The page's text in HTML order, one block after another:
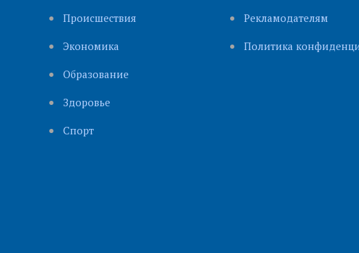
Происшествия
Экономика
Образование
Здоровье
Cпорт
Рекламодателям
Политика